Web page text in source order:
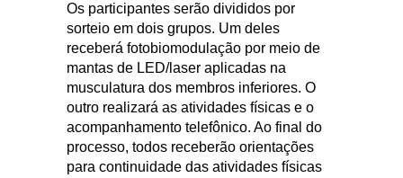
Os participantes serão divididos por
sorteio em dois grupos. Um deles
receberá fotobiomodulação por meio de
mantas de LED/laser aplicadas na
musculatura dos membros inferiores. O
outro realizará as atividades físicas e o
acompanhamento telefônico. Ao final do
processo, todos receberão orientações
para continuidade das atividades físicas